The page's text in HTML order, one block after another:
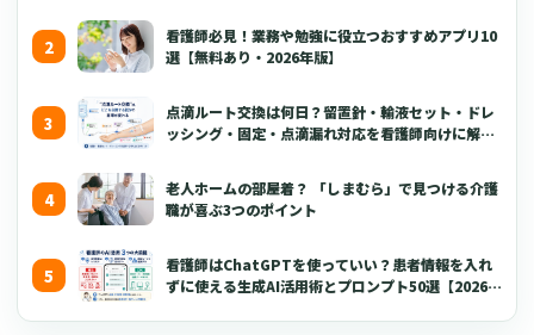
看護師必見！業務や勉強に役立つおすすめアプリ10
選【無料あり・2026年版】
点滴ルート交換は何日？留置針・輸液セット・ドレ
ッシング・固定・点滴漏れ対応を看護師向けに解説
老人ホームの部屋着？ 「しまむら」で見つける介護
職が喜ぶ3つのポイント
看護師はChatGPTを使っていい？患者情報を入れ
ずに使える生成AI活用術とプロンプト50選【2026年